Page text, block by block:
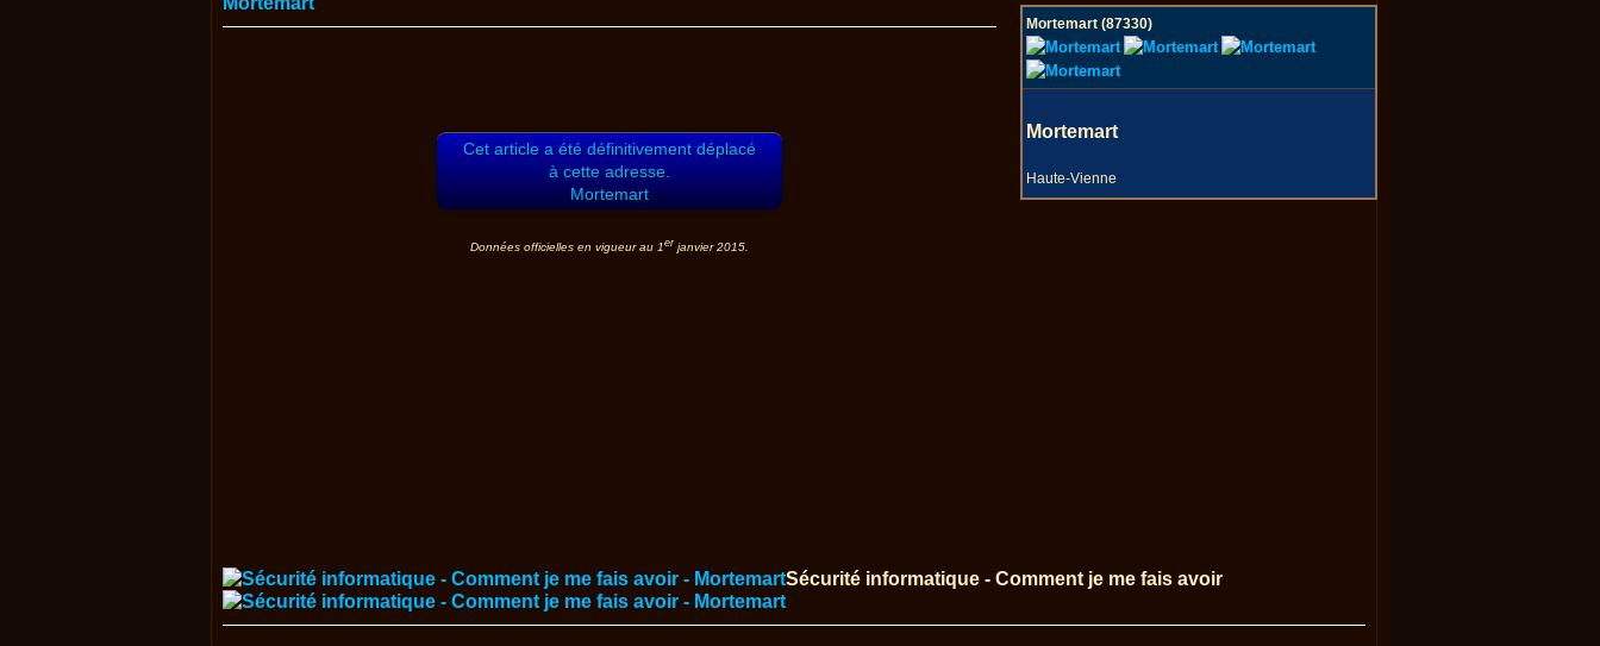
Mortemart (87330)
Mortemart
Haute-Vienne
Cet article a été définitivement déplacé
à cette adresse.
Mortemart
Données officielles en vigueur au 1er janvier 2015.
Sécurité informatique - Comment je me fais avoir